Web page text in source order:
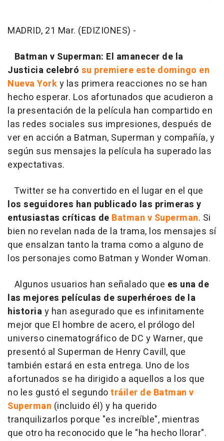
MADRID, 21 Mar. (EDIZIONES) -
Batman v Superman: El amanecer de la
Justicia celebró su premiere este domingo en
Nueva Yorky las primera reacciones no se han
hecho esperar. Los afortunados que acudieron a
la presentación de la película han compartido en
las redes sociales sus impresiones, después de
ver en acción a Batman, Superman y compañía, y
según sus mensajes la película ha superado las
expectativas.
Twitter se ha convertido en el lugar en el que
los seguidores han publicado las primeras y
entusiastas críticas de Batman v Superman. Si
bien no revelan nada de la trama, los mensajes sí
que ensalzan tanto la trama como a alguno de
los personajes como Batman y Wonder Woman.
Algunos usuarios han señalado que es una de
las mejores películas de superhéroes de la
historiay han asegurado que es infinitamente
mejor que El hombre de acero, el prólogo del
universo cinematográfico de DC y Warner, que
presentó al Superman de Henry Cavill, que
también estará en esta entrega. Uno de los
afortunados se ha dirigido a aquellos a los que
no les gustó el segundotráiler de Batman v
Superman (incluido él) y ha querido
tranquilizarlos porque "es increíble", mientras
que otro ha reconocido que le "ha hecho llorar".